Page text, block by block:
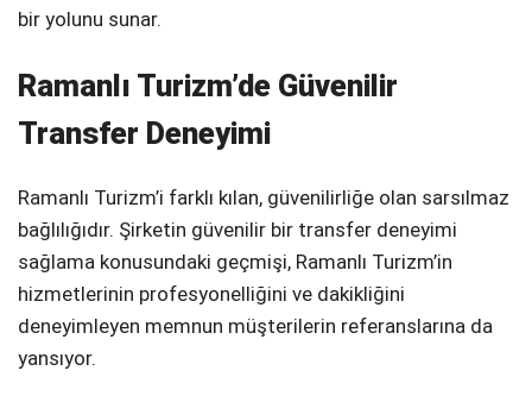
bir yolunu sunar.
Ramanlı Turizm’de Güvenilir
Transfer Deneyimi
Ramanlı Turizm’i farklı kılan, güvenilirliğe olan sarsılmaz
bağlılığıdır. Şirketin güvenilir bir transfer deneyimi
sağlama konusundaki geçmişi, Ramanlı Turizm’in
hizmetlerinin profesyonelliğini ve dakikliğini
deneyimleyen memnun müşterilerin referanslarına da
yansıyor.